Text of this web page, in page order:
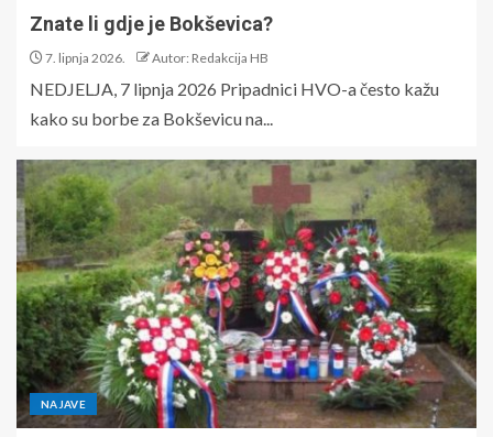
Znate li gdje je Bokševica?
7. lipnja 2026. Autor: Redakcija HB
NEDJELJA, 7 lipnja 2026 Pripadnici HVO-a često kažu
kako su borbe za Bokševicu na...
NAJAVE